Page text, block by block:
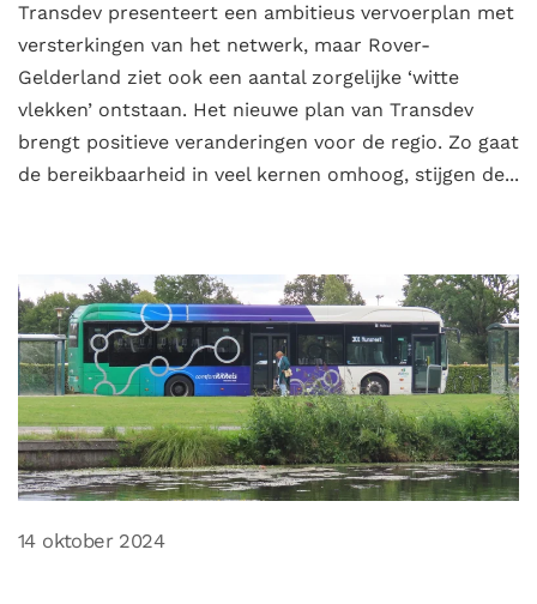
Transdev presenteert een ambitieus vervoerplan met
versterkingen van het netwerk, maar Rover-
Gelderland ziet ook een aantal zorgelijke ‘witte
vlekken’ ontstaan. Het nieuwe plan van Transdev
brengt positieve veranderingen voor de regio. Zo gaat
de bereikbaarheid in veel kernen omhoog, stijgen de...
14 oktober 2024